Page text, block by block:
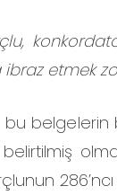
ibraz etmek